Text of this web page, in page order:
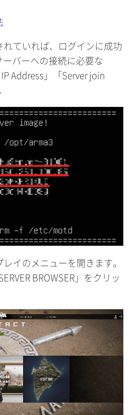
ていれば、ログインに成功
バーへの接続に必要な
Address」「Server join
イのメニューを開きます。
BROWSER」をクリッ